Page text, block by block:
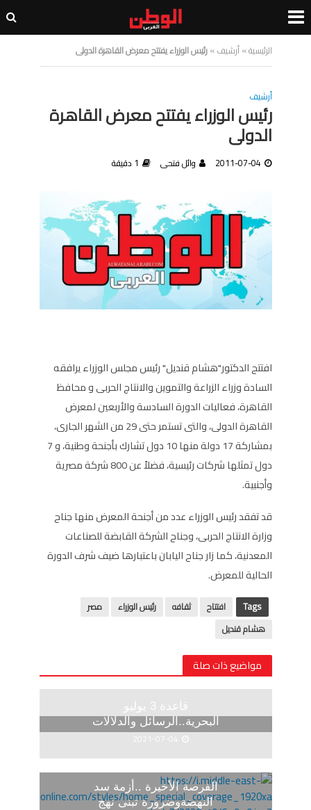
الرئيسية»أرشيف»رئيس الوزراء يفتتح معرض القاهرة الدولى
أرشيف
رئيس الوزراء يفتتح معرض القاهرة
الدولى
2011-07-04 وائل فتحى 1 دقيقة
افتتح الدكتور"هشام قنديل" رئيس مجلس الوزراء يرافقه
السادة وزراء الزراعة والتموين والانتاج الحربى و محافظ
القاهرة، فعاليات الدورة السادسة والأربعين لمعرض
القاهرة الدولى، والتى تستمر حتى 29 من الشهر الجارى،
بمشاركة 17 دولة منها 10 دول تشارك بأجنحة وطنية، و 7
دول تمثلها شركات رئيسية، فضلاً عن 800 شركة مصرية
وأجنبية.
قد تفقد رئيس الوزراء عدد من أجنحة المعرض منها جناح
وزارة الانتاج الحربى، وجناح الشركة القابضة للصناعات
المعدنية، كما زار جناح اليابان باعتبارها ضيف شرف الدورة
الحالية للمعرض.
Tags افتتاح ثقافه رئيس الوزراء
مصر
هشام قنديل
مواضيع ذات صلة
قاعدة 3 يوليو
البحرية..الرسائل والدلالات
2021-07-04
الفرصة الأخيرة ..أزمة سد
النهضةوضرورة تبنى نهج